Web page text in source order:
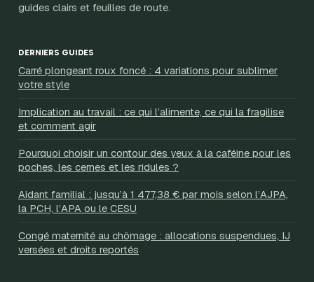
guides clairs et feuilles de route.
DERNIERS GUIDES
Carré plongeant roux foncé : 4 variations pour sublimer
votre style
Implication au travail : ce qui l’alimente, ce qui la fragilise
et comment agir
Pourquoi choisir un contour des yeux à la caféine pour les
poches, les cernes et les ridules ?
Aidant familial : jusqu’à 1 477,38 € par mois selon l’AJPA,
la PCH, l’APA ou le CESU
Congé maternité au chômage : allocations suspendues, IJ
versées et droits reportés